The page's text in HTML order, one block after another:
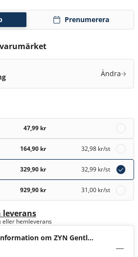
Prenumerera
Ändra
47,99 kr
164,90 kr 32,98 kr/st
329,90 kr 32,99 kr/st
929,90 kr 31,00 kr/st
leverans
eller hemleverans
om ZYN Gentle